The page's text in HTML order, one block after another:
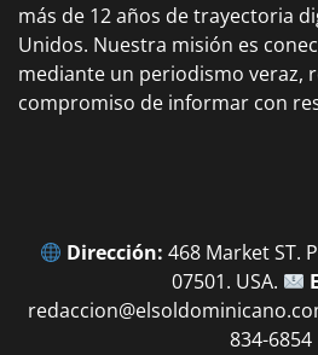
más de 12 años de trayectoria
Unidos. Nuestra misión es
mediante un periodismo veraz,
compromiso de informar con
Dirección: 468 Market ST.
07501. USA.
834-6854